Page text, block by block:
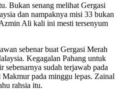
Bukan senang melihat Gergasi
dan nampaknya misi 33 bukan
Ali kali ini mesti tersenyum
sebenar buat Gergasi Merah
Kegagalan Pahang untuk
sebenarnya sudah terjawab pada
pada minggu lepas. Zainal
rahsia itu.